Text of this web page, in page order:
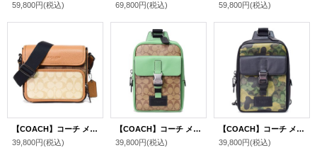
59,800円(税込)
69,800円(税込)
59,800円(税込)
【COACH】コーチ メンズ コーティングキャンバス レザー シグネチャー サリバン クロスボディ フラップ メッセンジャー カメラ 斜め掛け ショルダーバッグ ガンメタル×ライトサドル〔日本未発売〕
39,800円(税込)
【COACH】コーチ メンズ コーティングキャンバス レザー シグネチャー トラック パック ワンショルダー バックパック ボディーバッグ カーキ×ソフトグリーン〔日本未発売〕
39,800円(税込)
【COACH】コーチ メンズ コーティングキャンバス レザー シグネチャー カモフラ 迷彩柄 トラック パック ワンショルダー バックパック ボディーバッグ グリーンマルチ〔日本未発売〕
39,800円(税込)